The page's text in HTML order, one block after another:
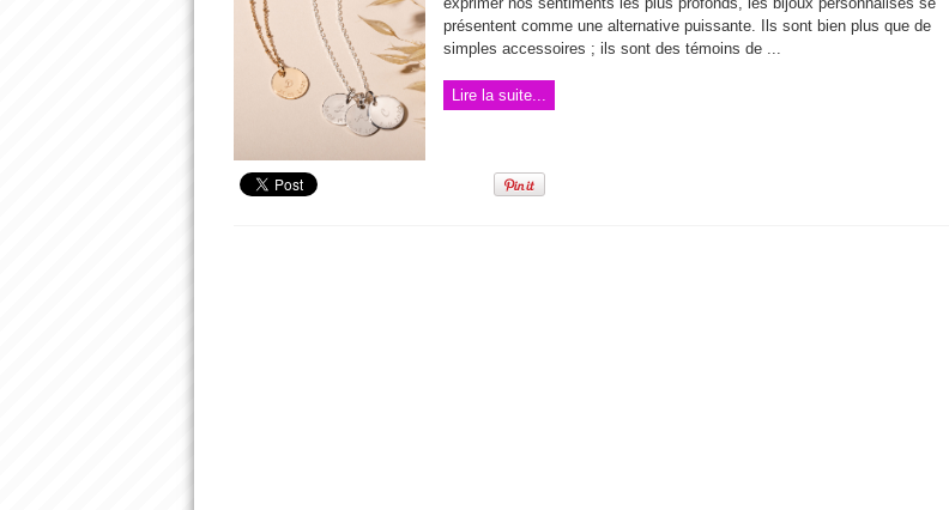
présentent comme une alternative puissante. Ils sont bien plus que de
simples accessoires ; ils sont des témoins de ...
Lire la suite...